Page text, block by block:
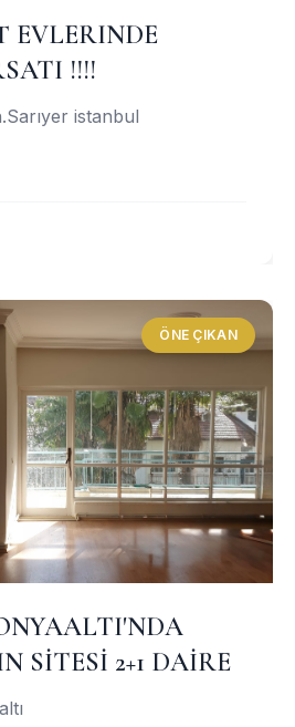
EVLERINDE
!!!!
istanbul
ÖNE ÇIKAN
SİTESİ 2+1 DAİRE